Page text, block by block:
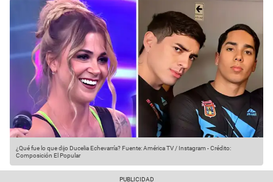
¿Qué fue lo que dijo Ducelia Echevarría?Fuente: América TV / Instagram -Crédito:
Composición El Popular